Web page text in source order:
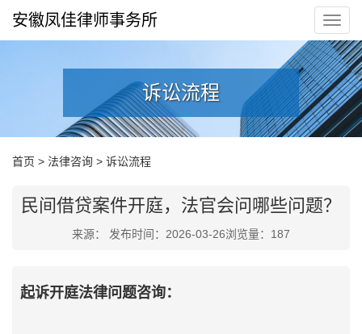
安徽凤佳律师事务所
诉讼流程
首页 > 法律咨询 > 诉讼流程
民间借贷案件开庭，法官会问哪些问题？
来源： 发布时间：2026-03-26浏览量： 187
起诉开庭法律问题咨询：